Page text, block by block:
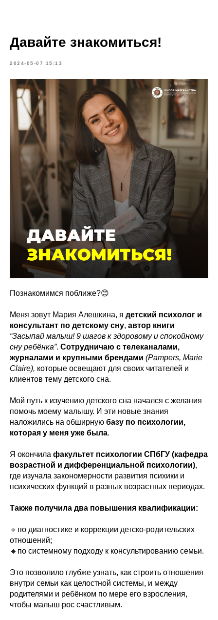
Давайте знакомиться!
2024-05-07 15:13
Познакомимся поближе?😊
Меня зовут Мария Алешкина, я детский психолог и
консультант по детскому сну, автор книги
“Засыпай малыш! 9 шагов к здоровому и спокойному
сну ребёнка”. Сотрудничаю с телеканалами,
журналами и крупными брендами (Pampers, Marie
Claire), которые освещают для своих читателей и
клиентов тему детского сна.
Мой путь к изучению детского сна начался с желания
помочь моему малышу. И эти новые знания
наложились на обширную базу по психологии,
которая у меня уже была.
Я окончила факультет психологии СПбГУ (кафедра
возрастной и дифференциальной психологии),
где изучала закономерности развития психики и
психических функций в разных возрастных периодах.
Также получила два повышения квалификации:
🔸️по диагностике и коррекции детско-родительских
отношений;
🔸️по системному подходу к консультированию семьи.
Это позволило глубже узнать, как строить отношения
внутри семьи как целостной системы, и между
родителями и ребёнком по мере его взросления,
чтобы малыш рос счастливым.